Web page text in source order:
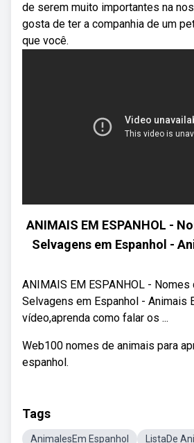
de serem muito importantes na
gosta de ter a companhia de um
que você.
ANIMAIS EM ESPANHOL -
Selvagens em Espanhol -
ANIMAIS EM ESPANHOL - Nomes
Selvagens em Espanhol - Animais
vídeo,aprenda como falar os ...
Web100 nomes de animais para
espanhol.
Tags
AnimalesEm Espanhol ListaDe